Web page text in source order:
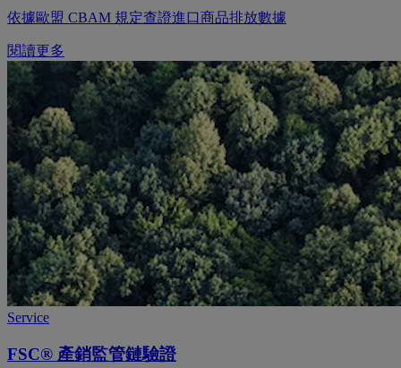
依據歐盟 CBAM 規定查證進口商品排放數據
閱讀更多
Service
FSC® 產銷監管鏈驗證